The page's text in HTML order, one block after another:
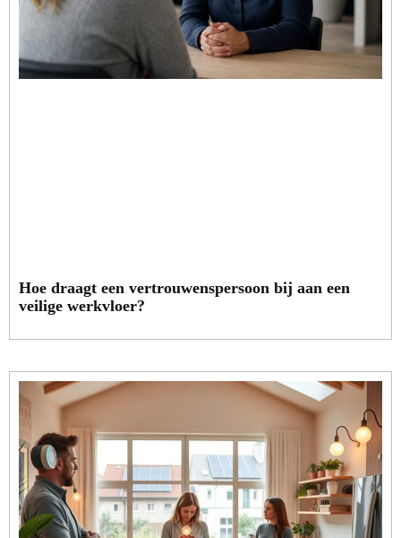
Hoe draagt een vertrouwenspersoon bij aan een
veilige werkvloer?